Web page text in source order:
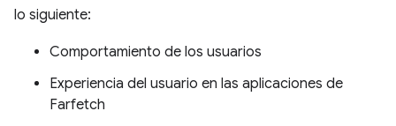
lo siguiente:
Comportamiento de los usuarios
Experiencia del usuario en las aplicaciones de
Farfetch